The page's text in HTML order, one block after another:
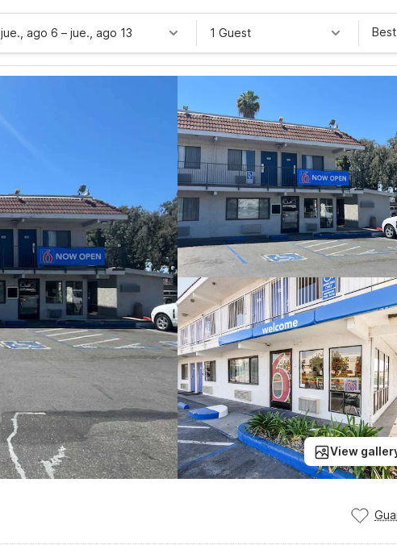
jue., ago 6 – jue., ago 13 1 Guest
View